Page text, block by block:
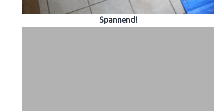
Spannend!